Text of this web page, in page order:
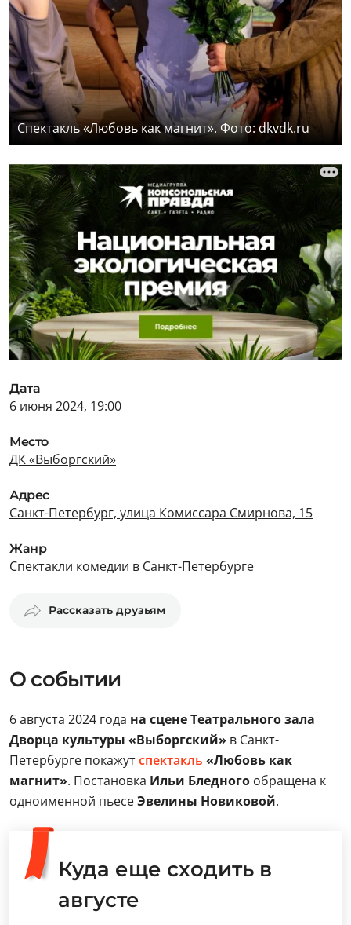
Спектакль «Любовь как магнит». Фото: dkvdk.ru
Дата
6 июня 2024, 19:00
Место
ДК «Выборгский»
Адрес
Санкт-Петербург, улица Комиссара Смирнова, 15
Жанр
Спектакли комедии в Санкт-Петербурге
Рассказать друзьям
О событии
6 августа 2024 года на сцене Театрального зала
Дворца культуры «Выборгский» в Санкт-
Петербурге покажутспектакль «Любовь как
магнит». Постановка Ильи Бледного обращена к
одноименной пьесеЭвелины Новиковой.
Куда еще сходить в
августе